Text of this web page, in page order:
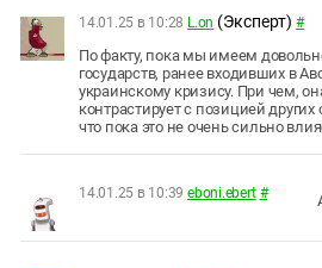
14.01.25 в 10:28 L.on (Эксперт) #
По факту, пока мы имеем
государств, ранее входивших в
украинскому кризису. При чем,
контрастирует с позицией
что пока это не очень сильно
14.01.25 в 10:39 eboni.ebert #